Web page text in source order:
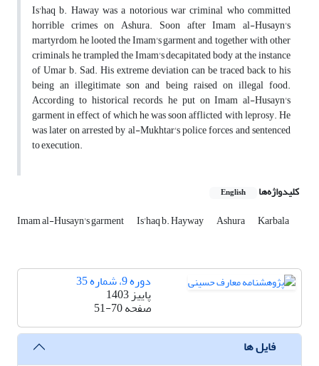
Is'haq b. Haway was a notorious war criminal who committed
horrible crimes on Ashura. Soon after Imam al-Husayn's
martyrdom, he looted the Imam's garment and, together with other
criminals, he trampled the Imam's decapitated body at the instance
of Umar b. Sad. His extreme deviation can be traced back to his
being an illegitimate son and being raised on illegal food.
According to historical records, he put on Imam al-Husayn's
garment in effect of which he was soon afflicted with leprosy. He
was later on arrested by al-Mukhtar's police forces and sentenced
to execution.
کلیدواژه‌ها English
Imam al-Husayn's garment Is'haq b. Hayway Ashura Karbala
دوره 9، شماره 35
پاییز 1403
صفحه51-70
فایل ها